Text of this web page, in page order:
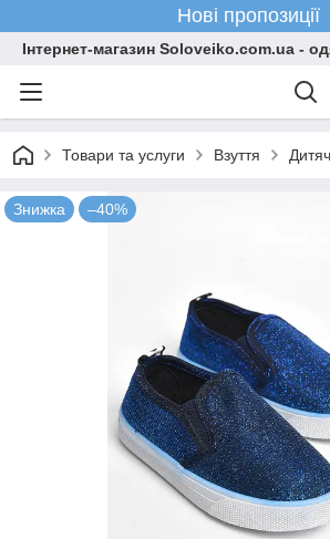
Нові пропозиції
Інтернет-магазин Soloveiko.com.ua -
Товари та услуги Взуття
Знижка –40%